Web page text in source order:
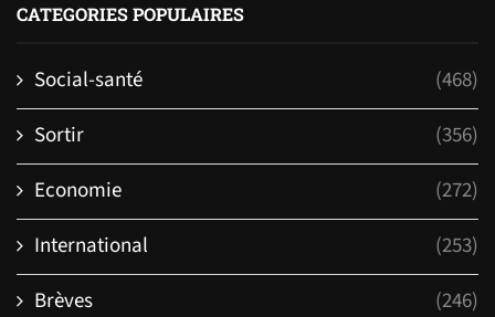
CATEGORIES POPULAIRES
Social-santé
(468)
Sortir
(356)
Economie
(272)
International
(253)
Brèves
(246)